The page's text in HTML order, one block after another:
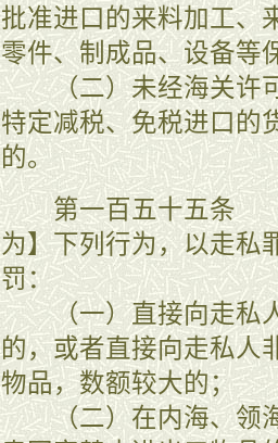
批准进口的来料加工、
零件、制成品、设备等
（二）未经海关许可
特定减税、免税进口的
的。
第一百五十五条 【
为】下列行为，以走私
罚：
（一）直接向走私人
的，或者直接向走私人
物品，数额较大的；
（二）在内海、领海